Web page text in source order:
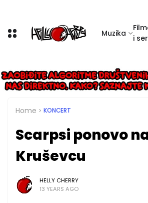
Muzika
i
Home KONCERT
Scarpsi ponovo
Kruševcu
HELLY CHERRY
13 YEARS AGO